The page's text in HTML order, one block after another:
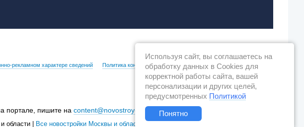
рекламном характере сведений Политика конфиденциальности
портале, пишите на content@novostroy-gid.ru
области | Все новостройки Москвы и области
Используя сайт, вы соглашаетесь на
обработку данных в Cookies для
корректной работы сайта, вашей
персонализации и других целей,
предусмотренных Политикой
Понятно